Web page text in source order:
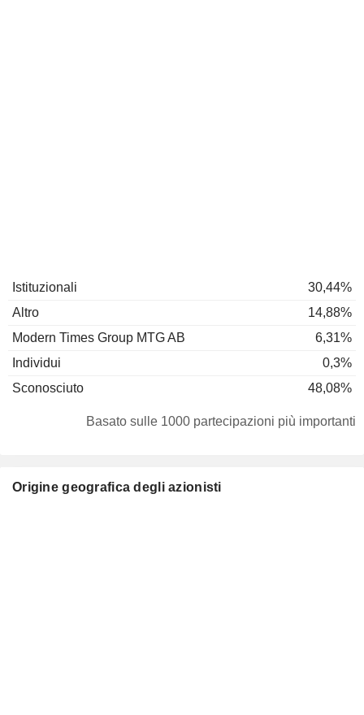
Istituzionali
30,44%
Altro
14,88%
Modern Times Group MTG AB
6,31%
Individui
0,3%
Sconosciuto
48,08%
Basato sulle 1000 partecipazioni più importanti
Origine geografica degli azionisti